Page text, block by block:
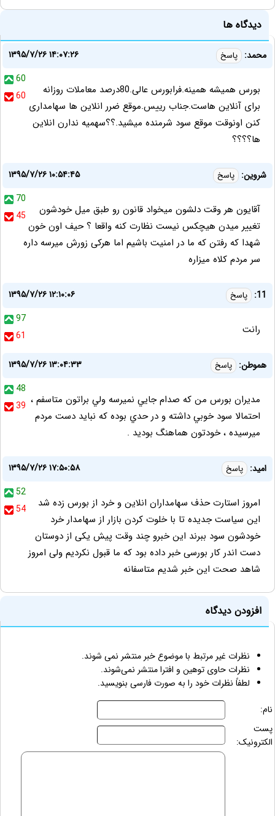
دیدگاه ها
محمد: پاسخ
۱۳۹۵/۷/۲۶ ۱۴:۰۷:۲۶
60
60
بورس همیشه همینه.فرابورس عالی.80درصد معاملات روزانه
برای آنلاین هاست.جناب رییس.موقع ضرر انلاین ها سهامداری
کنن اونوقت موقع سود شرمنده میشید.؟؟سهمیه ندارن انلاین
ها؟؟؟؟
شروین: پاسخ
۱۳۹۵/۷/۲۶ ۱۰:۵۴:۴۵
70
45
آقایون هر وقت دلشون میخواد قانون رو طبق میل خودشون
تغییر میدن هیچکس نیست نظارت کنه واقعا ؟ حیف اون خون
شهدا که رفتن که ما در امنیت باشیم اما هرکی زورش میرسه داره
سر مردم کلاه میزاره
11: پاسخ
۱۳۹۵/۷/۲۶ ۱۲:۱۰:۰۶
97
61
رانت
هموطن: پاسخ
۱۳۹۵/۷/۲۶ ۱۳:۰۴:۳۳
48
39 مديران بورس من كه صدام جايي نميرسه ولي براتون متاسفم ،
احتمالا سود خوبي داشته و در حدي بوده كه نبايد دست مردم
ميرسيده ، خودتون هماهنگ بوديد .
امید: پاسخ
۱۳۹۵/۷/۲۶ ۱۷:۵۰:۵۸
52
54
امروز استارت حذف سهامداران انلاین و خرد از بورس زده شد
این سیاست جدیده تا با خلوت کردن بازار از سهامدار خرد
خودشون سود ببرند این خبرو چند وقت پیش یکی از دوستان
دست اندر کار بورسی خبر داده بود که ما قبول نکردیم ولی امروز
شاهد صحت این خبر شدیم متاسفانه
افزودن دیدگاه
نظرات غیر مرتبط با موضوع خبر منتشر نمی شوند.
نظرات حاوی توهین و افترا منتشر نمی‌شوند.
لطفاً نظرات خود را به صورت فارسی بنویسید.
نام:
پست
الکترونیک: